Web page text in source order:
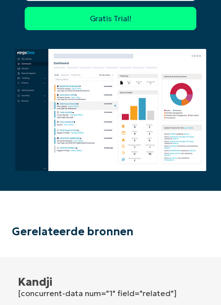
Gerelateerde bronnen
Kandji
[concurrent-data num="1" field="related"]
Begin uw trial van 14 dagen
Geen creditcard nodig, volledige toegang tot
email*
Company
name*